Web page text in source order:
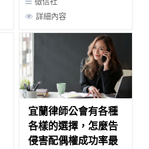
詳細內容
宜蘭律師公會有各種
各樣的選擇，怎麼告
侵害配偶權成功率最